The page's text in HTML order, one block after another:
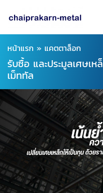
หน้าแรก » แคตตาล็อก
รับซื้อ และประมูลเศษเ
เม็ททัล